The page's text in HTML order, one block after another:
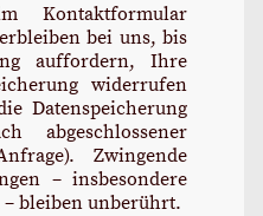
bei uns, bis
auffordern, Ihre
widerrufen
Datenspeicherung
Zwingende
– insbesondere
bleiben unberührt.